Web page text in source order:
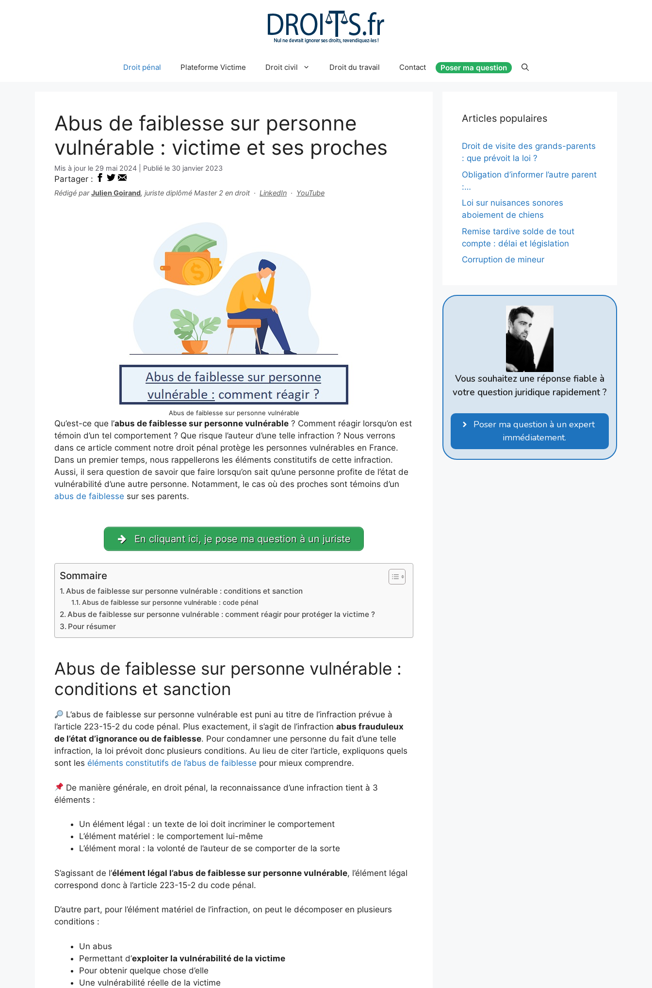
Droit pénal Plateforme Victime Droit civil Droit du travail Contact Poser ma question
Abus de faiblesse sur personne
vulnérable : victime et ses proches
29 mai 2024 30 janvier 2023
Partager :
Rédigé parJulien Goirand, juriste diplômé Master 2 en droit · LinkedIn · YouTube
Abus de faiblesse sur personne vulnérable
Qu’est-ce que l’abus de faiblesse sur personne vulnérable ? Comment réagir lorsqu’on est
témoin d’un tel comportement ? Que risque l’auteur d’une telle infraction ? Nous verrons
dans ce article comment notre droit pénal protège les personnes vulnérables en France.
Dans un premier temps, nous rappellerons les éléments constitutifs de cette infraction.
Aussi, il sera question de savoir que faire lorsqu’on sait qu’une personne profite de l’état de
vulnérabilité d’une autre personne. Notamment, le cas où des proches sont témoins d’un
abus de faiblesse sur ses parents.
En cliquant ici, je pose ma question à un juriste
Sommaire
Abus de faiblesse sur personne vulnérable : conditions et sanction
Abus de faiblesse sur personne vulnérable : code pénal
Abus de faiblesse sur personne vulnérable : comment réagir pour protéger la victime ?
Pour résumer
Abus de faiblesse sur personne vulnérable :
conditions et sanction
L’abus de faiblesse sur personne vulnérable est puni au titre de l’infraction prévue à
l’article 223-15-2 du code pénal. Plus exactement, il s’agit de l’infraction abus frauduleux
de l’état d’ignorance ou de faiblesse. Pour condamner une personne du fait d’une telle
infraction, la loi prévoit donc plusieurs conditions. Au lieu de citer l’article, expliquons quels
sont les éléments constitutifs de l’abus de faiblesse pour mieux comprendre.
De manière générale, en droit pénal, la reconnaissance d’une infraction tient à 3
éléments :
Un élément légal : un texte de loi doit incriminer le comportement
L’élément matériel : le comportement lui-même
L’élément moral : la volonté de l’auteur de se comporter de la sorte
S’agissant de l’élément légal l’abus de faiblesse sur personne vulnérable, l’élément légal
correspond donc à l’article 223-15-2 du code pénal.
D’autre part, pour l’élément matériel de l’infraction, on peut le décomposer en plusieurs
conditions :
Un abus
Permettant d’exploiter la vulnérabilité de la victime
Pour obtenir quelque chose d’elle
Une vulnérabilité réelle de la victime
Articles populaires
Droit de visite des grands-parents
: que prévoit la loi ?
Obligation d’informer l’autre parent
:…
Loi sur nuisances sonores
aboiement de chiens
Remise tardive solde de tout
compte : délai et législation
Corruption de mineur
Vous souhaitez une réponse fiable à
votre question juridique rapidement ?
Poser ma question à un expert
immédiatement.